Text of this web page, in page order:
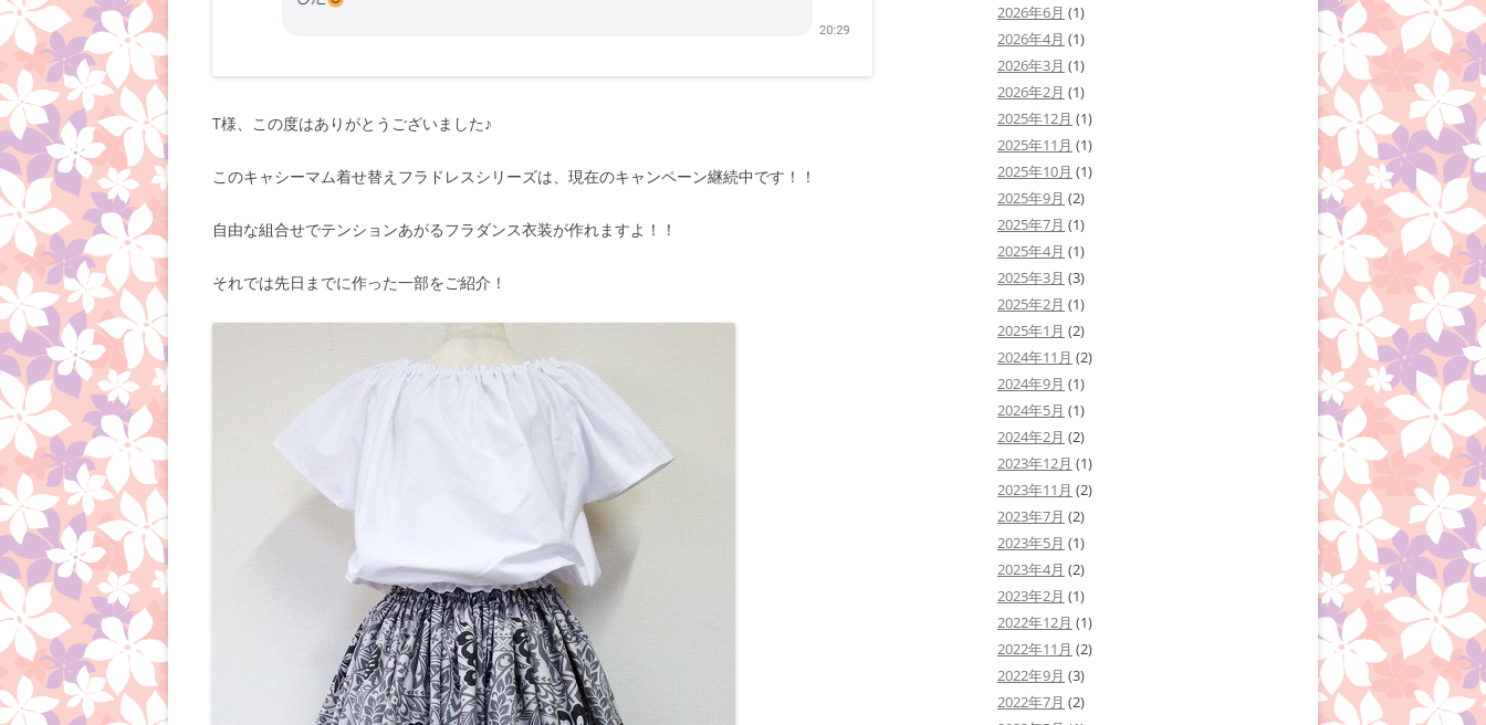
T様、この度はありがとうございました♪
このキャシーマム着せ替えフラドレスシリーズは、現在のキャンペーン継続中です！！
自由な組合せでテンションあがるフラダンス衣装が作れますよ！！
それでは先日までに作った一部をご紹介！
2026年6月 (1)
2026年4月 (1)
2026年3月 (1)
2026年2月 (1)
2025年12月 (1)
2025年11月 (1)
2025年10月 (1)
2025年9月 (2)
2025年7月 (1)
2025年4月 (1)
2025年3月 (3)
2025年2月 (1)
2025年1月 (2)
2024年11月 (2)
2024年9月 (1)
2024年5月 (1)
2024年2月 (2)
2023年12月 (1)
2023年11月 (2)
2023年7月 (2)
2023年5月 (1)
2023年4月 (2)
2023年2月 (1)
2022年12月 (1)
2022年11月 (2)
2022年9月 (3)
2022年7月 (2)